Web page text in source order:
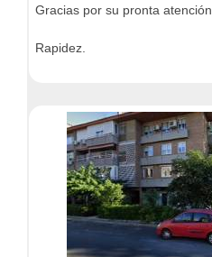
Gracias por su pronta atención.
Rapidez.